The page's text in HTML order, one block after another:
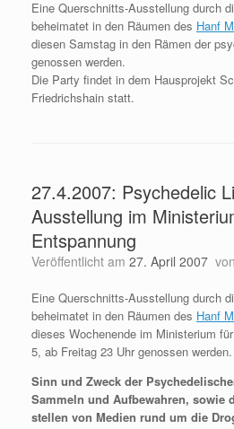
Eine Querschnitts-Ausstellung durch
beheimatet in den Räumen des Hanf
diesen Samstag in den Rämen der
genossen werden.
Die Party findet in dem Hausprojekt
Friedrichshain statt.
27.4.2007: Psychedelic
Ausstellung im
Entspannung
Veröffentlicht am 27. April 2007 von
Eine Querschnitts-Ausstellung durch
beheimatet in den Räumen des Hanf
dieses Wochenende im Ministerium
5, ab Freitag 23 Uhr genossen werden.
Sinn und Zweck der
Sammeln und Aufbewahren, sowie
stellen von Medien rund um die